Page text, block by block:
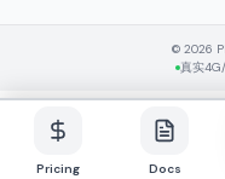
© 2026
真实
Pricing Docs